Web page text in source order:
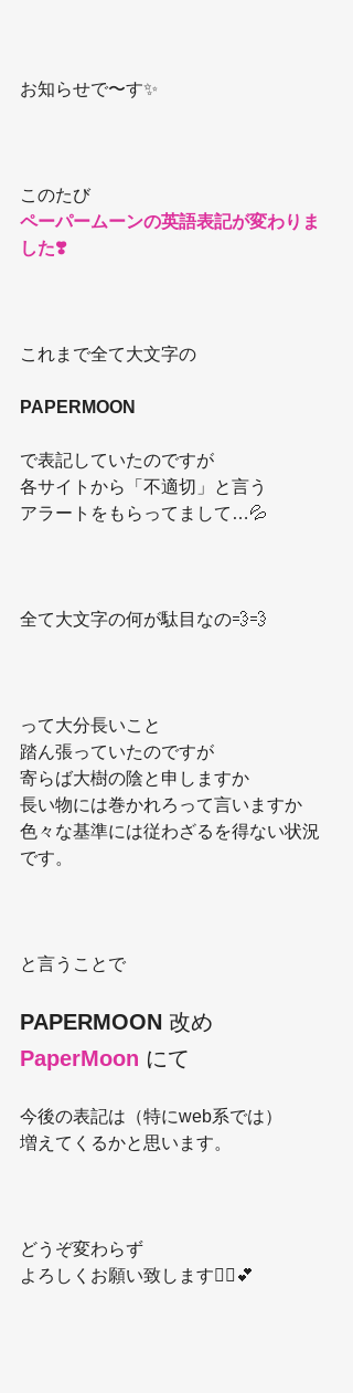
お知らせで〜す✨
このたび
ペーパームーンの英語表記が変わりま
した❣️
これまで全て大文字の
PAPERMOON
で表記していたのですが
各サイトから「不適切」と言う
アラートをもらってまして…💦
全て大文字の何が駄目なの💨💨
って大分長いこと
踏ん張っていたのですが
寄らば大樹の陰と申しますか
長い物には巻かれろって言いますか
色々な基準には従わざるを得ない状況
です。
と言うことで
PAPERMOON 改め
PaperMoon にて
今後の表記は（特にweb系では）
増えてくるかと思います。
どうぞ変わらず
よろしくお願い致します🙇‍♀️💕